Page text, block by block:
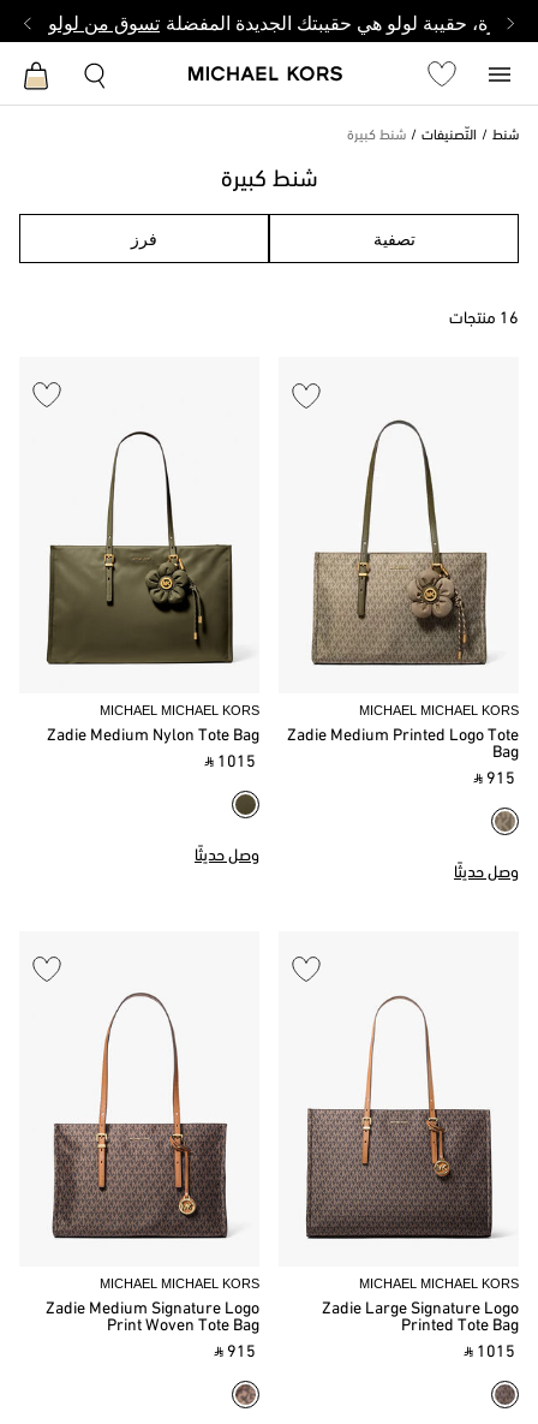
وصغيرة، حقيبة لولو هي حقيبتك الجديدة المفضلة تسوق من لولو
شنط التّصنيفات شنط كبيرة
شنط كبيرة
تصفية فرز
16 منتجات
MICHAEL MICHAEL KORS
Zadie Medium Printed Logo Tote
Bag
‎ ⃁ 915 ‎
وصل حديثًا
MICHAEL MICHAEL KORS
Zadie Medium Nylon Tote Bag
‎ ⃁ 1015 ‎
وصل حديثًا
MICHAEL MICHAEL KORS
Zadie Large Signature Logo
Printed Tote Bag
‎ ⃁ 1015 ‎
MICHAEL MICHAEL KORS
Zadie Medium Signature Logo
Print Woven Tote Bag
‎ ⃁ 915 ‎